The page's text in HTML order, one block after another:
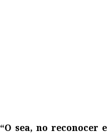
“O sea, no reconocer